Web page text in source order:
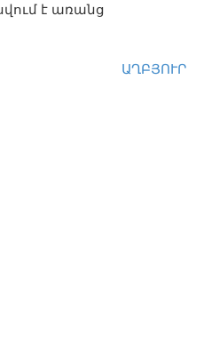
է առանց
ԱՂԲՅՈՒՐ